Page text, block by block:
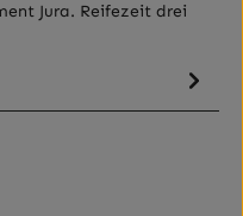
Jura. Reifezeit drei